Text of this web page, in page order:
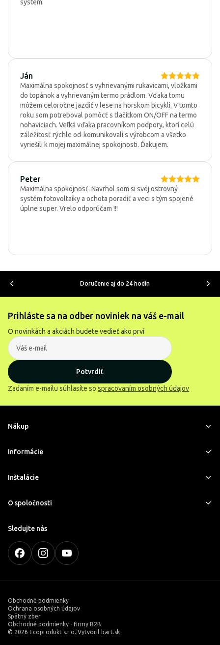
system.
Ján
Maximálna spokojnosť s vyhrievanými rukavicami, vložkami
do topánok a vyhrievaným termo prádlom. Vďaka tomu
môžem celoročne jazdiť v lese na horskom bicykli. V tomto
roku som potreboval pomôcť s tlačítkom ON/OFF na termo
nohaviciach. Veľká vďaka pracovníkom podpory, ktorí celú
záležitosť rýchle od-komunikovali s výrobcom a všetko
vyriešili k mojej maximálnej spokojnosti. Ďakujem.
Peter
Maximálna spokojnosť. Navrhol som si svoj ostrovný
systém fotovoltaiky a ochota poradiť a veci s tým spojené
úplne super. Vrelo odporúčam !!!
Doručenie aj do 24 hodín
Prihláste sa na odber noviniek na váš e-mail
O novinkách a akciách budete vedieť ako prví
Potvrdiť
Zadaním e-mailu súhlasíte so spracovaním osobných údajov
Nákup
Informácie
Inštalácie
O spoločnosti
Sledujte nás
Obchodné podmienky
Ochrana osobných údajov
Spätný zber
Obchodné podmienky - firmy B2B
© 2026 Ecoprodukt s.r.o. Vytvoril bart.sk